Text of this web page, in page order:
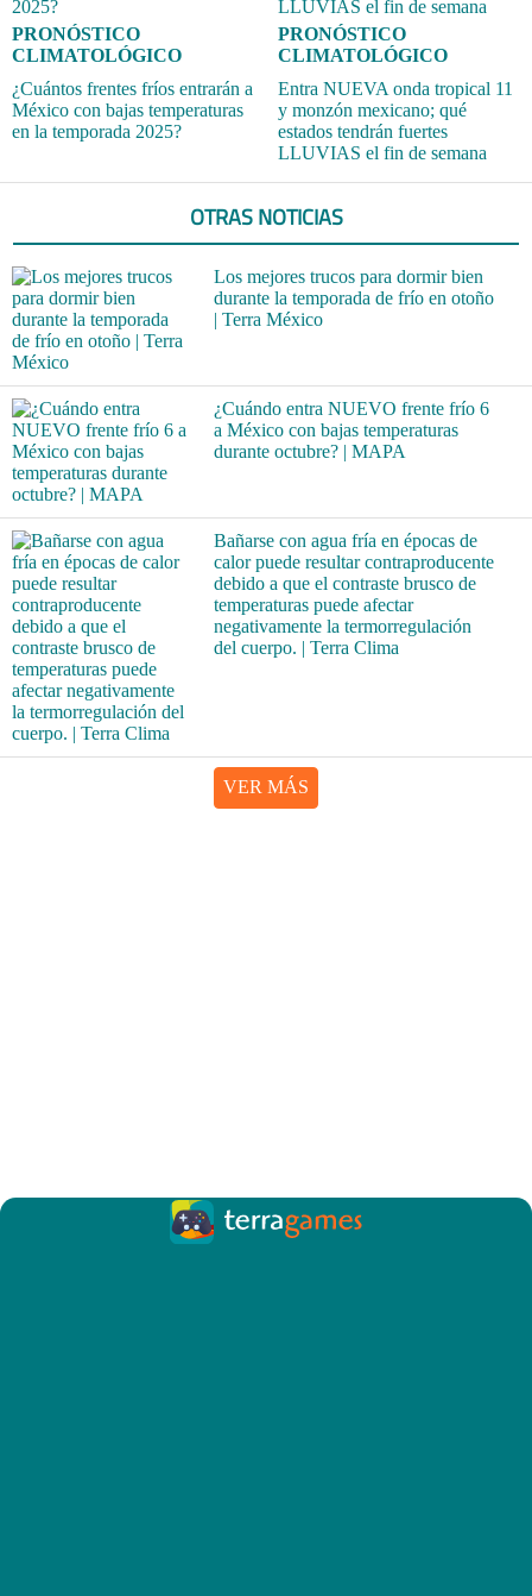
PRONÓSTICO
CLIMATOLÓGICO
¿Cuántos frentes fríos entrarán a
México con bajas temperaturas
en la temporada 2025?
PRONÓSTICO
CLIMATOLÓGICO
Entra NUEVA onda tropical 11
y monzón mexicano; qué
estados tendrán fuertes
LLUVIAS el fin de semana
OTRAS NOTICIAS
Los mejores trucos para dormir bien
durante la temporada de frío en otoño
| Terra México
¿Cuándo entra NUEVO frente frío 6
a México con bajas temperaturas
durante octubre? | MAPA
Bañarse con agua fría en épocas de
calor puede resultar contraproducente
debido a que el contraste brusco de
temperaturas puede afectar
negativamente la termorregulación
del cuerpo. | Terra Clima
VER MÁS